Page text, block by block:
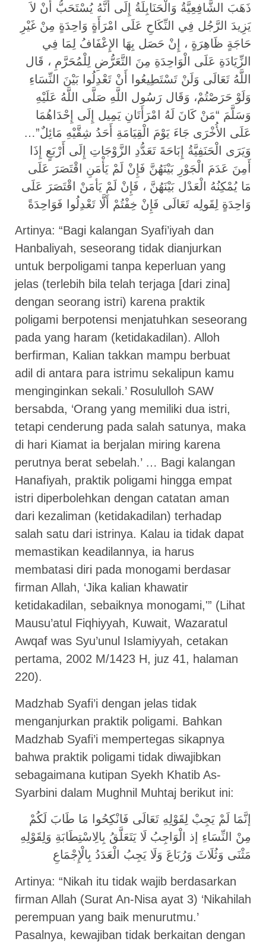
ذَهَبَ الشَّافِعِيَّةُ وَالْحَنَابِلَةُ إِلَى أَنَّهُ يُسْتَحَبُّ أَنْ لاَ
يَزِيدَ الرَّجُل فِي النِّكَاحِ عَلَى امْرَأَةٍ وَاحِدَةٍ مِنْ غَيْرِ
حَاجَةٍ ظَاهِرَةٍ ، إِنْ حَصَل بِهَا الإِعْفَافُ لِمَا فِي
الزِّيَادَةِ عَلَى الْوَاحِدَةِ مِنَ التَّعَرُّضِ لِلْمُحَرَّمِ ، قَال
اللَّهُ تَعَالَى وَلَنْ تَسْتَطِيعُوا أَنْ تَعْدِلُوا بَيْنَ النِّسَاءِ
وَلَوْ حَرَصْتُمْ، وَقَال رَسُول اللَّهِ صَلَّى اللَّهُ عَلَيْهِ
وَسَلَّمَ “مَنْ كَانَ لَهُ امْرَأَتَانِ يَمِيل إِلَى إِحْدَاهُمَا
عَلَى الأُخْرَى جَاءَ يَوْمَ الْقِيَامَةِ أَحَدُ شِقَّيْهِ مَائِلٌ”…
وَيَرَى الْحَنَفِيَّةُ إِبَاحَةَ تَعَدُّدِ الزَّوْجَاتِ إِلَى أَرْبَعٍ إِذَا
أَمِنَ عَدَمَ الْجَوْرِ بَيْنَهُنَّ فَإِنْ لَمْ يَأْمَنِ اقْتَصَرَ عَلَى
مَا يُمْكِنُهُ الْعَدْل بَيْنَهُنَّ ، فَإِنْ لَمْ يَأمَنْ اقْتَصَرَ عَلَى
وَاحِدَةٍ لِقَولِه تَعَالَى فَإِنْ خِفْتُمْ أَلَّا تَعْدِلُوا فَوَاحِدَةً
Artinya: “Bagi kalangan Syafi’iyah dan
Hanbaliyah, seseorang tidak dianjurkan
untuk berpoligami tanpa keperluan yang
jelas (terlebih bila telah terjaga [dari zina]
dengan seorang istri) karena praktik
poligami berpotensi menjatuhkan seseorang
pada yang haram (ketidakadilan). Alloh
berfirman, Kalian takkan mampu berbuat
adil di antara para istrimu sekalipun kamu
menginginkan sekali.’ Rosululloh SAW
bersabda, ‘Orang yang memiliki dua istri,
tetapi cenderung pada salah satunya, maka
di hari Kiamat ia berjalan miring karena
perutnya berat sebelah.’ … Bagi kalangan
Hanafiyah, praktik poligami hingga empat
istri diperbolehkan dengan catatan aman
dari kezaliman (ketidakadilan) terhadap
salah satu dari istrinya. Kalau ia tidak dapat
memastikan keadilannya, ia harus
membatasi diri pada monogami berdasar
firman Allah, ‘Jika kalian khawatir
ketidakadilan, sebaiknya monogami,'” (Lihat
Mausu’atul Fiqhiyyah, Kuwait, Wazaratul
Awqaf was Syu’unul Islamiyyah, cetakan
pertama, 2002 M/1423 H, juz 41, halaman
220).
Madzhab Syafi’i dengan jelas tidak
menganjurkan praktik poligami. Bahkan
Madzhab Syafi’i mempertegas sikapnya
bahwa praktik poligami tidak diwajibkan
sebagaimana kutipan Syekh Khatib As-
Syarbini dalam Mughnil Muhtaj berikut ini:
إنَّمَا لَمْ يَجِبْ لِقَوْلِهِ تَعَالَى فَانْكِحُوا مَا طَابَ لَكُمْ
مِنْ النِّسَاءِ إذ الْوَاجِبُ لَا يَتَعَلَّقُ بِالِاسْتِطَابَةِ وَلِقَوْلِهِ
مَثْنَى وَثُلَاثَ وَرُبَاعَ وَلَا يَجِبُ الْعَدَدُ بِالْإِجْمَاعِ
Artinya: “Nikah itu tidak wajib berdasarkan
firman Allah (Surat An-Nisa ayat 3) ‘Nikahilah
perempuan yang baik menurutmu.’
Pasalnya, kewajiban tidak berkaitan dengan